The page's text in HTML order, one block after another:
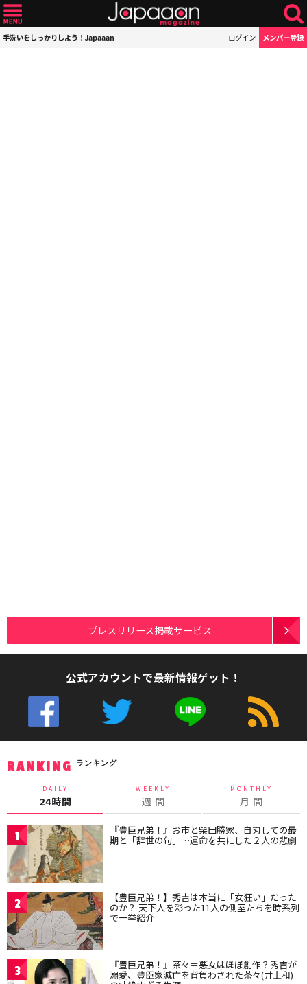
手洗いをしっかりしよう！Japaaan ログイン メンバー登録
プレスリリース掲載サービス
公式アカウントで最新情報ゲット！
RANKING ランキング
DAILY
24時間
WEEKLY
週 間
MONTHLY
月 間
1 『豊臣兄弟！』お市と柴田勝家、自刃しての最
期と「辞世の句」…運命を共にした２人の悲劇
2 【豊臣兄弟！】秀吉は本当に「女狂い」だった
のか？ 天下人を彩った11人の側室たちを時系列
で一挙紹介
3 『豊臣兄弟！』茶々＝悪女はほぼ創作？秀吉が
溺愛、豊臣家滅亡を背負わされた茶々(井上和)